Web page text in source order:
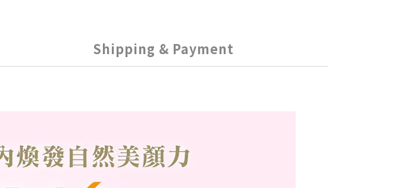
Shipping & Payment